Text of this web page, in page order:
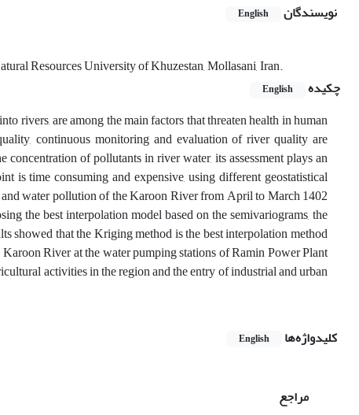
نویسندگان English
Resources University of Khuzestan, Mollasani, Iran.
چکیده
English
rivers, are among the main factors that threaten health in human
continuous monitoring and evaluation of river quality are
of pollutants in river water, its assessment plays an
time consuming and expensive, using different geostatistical
water pollution of the Karoon River from April to March 1402
the best interpolation model based on the semivariograms, the
showed that the Kriging method is the best interpolation method
River at the water pumping stations of Ramin Power Plant
activities in the region and the entry of industrial and urban
کلیدواژه‌ها
English
مراجع